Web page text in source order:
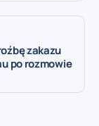
zakazu
po rozmowie